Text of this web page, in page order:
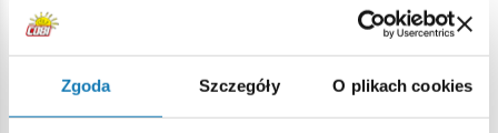
Zgoda Szczegóły O plikach cookies
ich bardzo wiernym odwzorowaniem. Są tu najbardziej
znane pojazdy bojowe takie jak Tiger I, superciężki
nigdy nie weszły do seryjnej produkcji – np. francuski F19
Lorraine 40T lub legendarny niemiecki Mauerbrecher.